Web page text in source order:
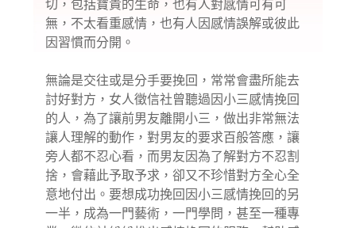
切，包括寶貴的生命，也有人對感情可有可
無，不太看重感情，也有人因感情誤解或彼此
因習慣而分開。
無論是交往或是分手要挽回，常常會盡所能去
討好對方，女人徵信社曾聽過因小三感情挽回
的人，為了讓前男友離開小三，做出非常無法
讓人理解的動作，對男友的要求百般答應，讓
旁人都不忍心看，而男友因為了解對方不忍割
捨，會藉此予取予求，卻又不珍惜對方全心全
意地付出。要想成功挽回因小三感情挽回的另
一半，成為一門藝術，一門學問，甚至一種專